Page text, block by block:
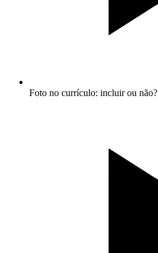
Foto no currículo: incluir ou não?